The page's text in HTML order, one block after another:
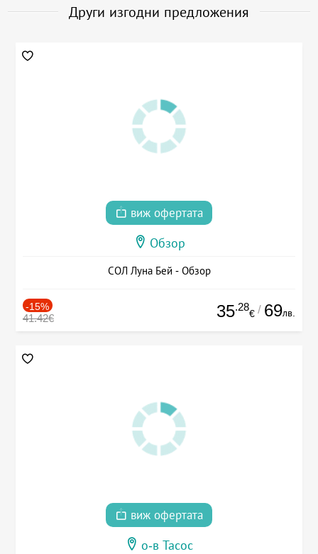
Други изгодни предложения
виж офертата
Обзор
СОЛ Луна Бей - Обзор
-15%
41.42€ 35.28
€ / 69лв.
виж офертата
о-в Тасос